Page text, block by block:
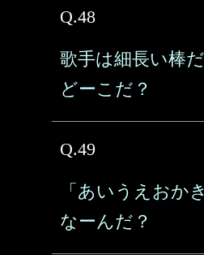
Q.48
歌手は細長い棒
どーこだ？
Q.49
「あいうえおか
なーんだ？